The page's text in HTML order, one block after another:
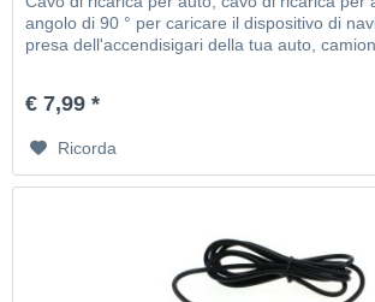
angolo di 90 ° per caricare il dispositivo di
presa dell'accendisigari della tua auto,
€ 7,99 *
Ricorda